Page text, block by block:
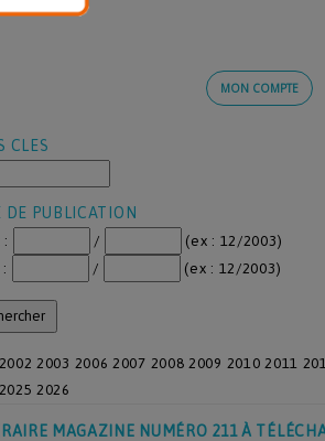
MON COMPTE
CLES
DE PUBLICATION
: /
(ex : 12/2003)
/ (ex : 12/2003)
2002 2003 2006 2007 2008 2009 2010 2011
2025 2026
MAGAZINE NUMÉRO 211 À